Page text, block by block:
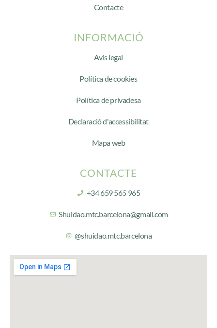
Contacte
INFORMACIÓ
Avís legal
Política de cookies
Política de privadesa
Declaració d'accessibilitat
Mapa web
CONTACTE
+34 659 565 965
Shuidao.mtc.barcelona@gmail.com
@shuidao.mtc.barcelona